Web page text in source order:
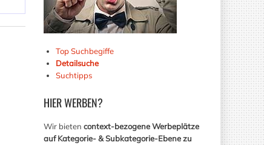
Top Suchbegiffe
Detailsuche
Suchtipps
HIERWERBEN?
Wir bieten context-bezogene Werbeplätze
auf Kategorie- & Subkategorie-Ebene zu